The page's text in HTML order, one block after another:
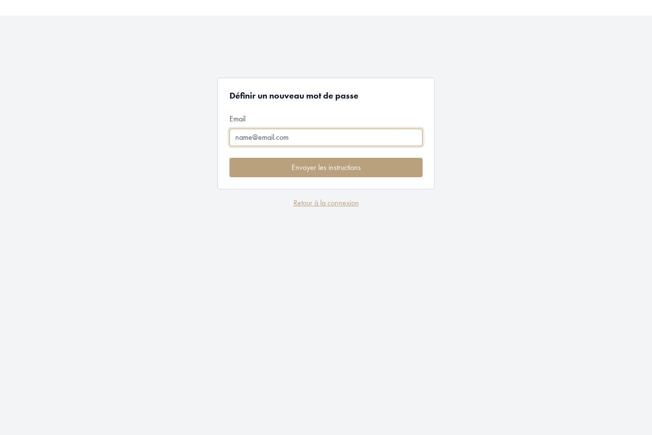
Définir un nouveau mot de passe
Email
Envoyer les instructions
Retour à la connexion